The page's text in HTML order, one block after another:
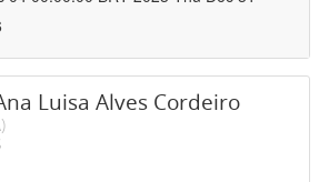
Luisa Alves Cordeiro